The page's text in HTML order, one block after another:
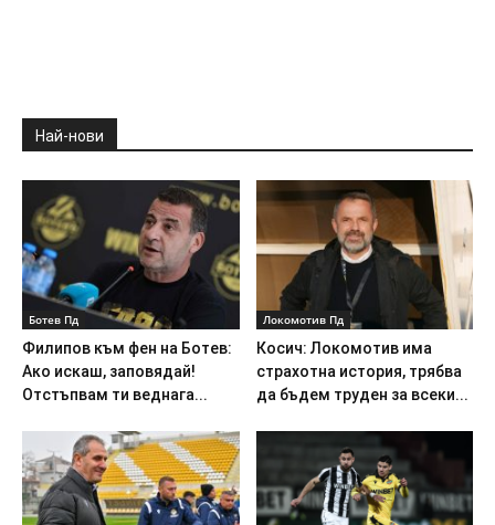
Най-нови
Ботев Пд
Филипов към фен на Ботев:
Ако искаш, заповядай!
Отстъпвам ти веднага...
Локомотив Пд
Косич: Локомотив има
страхотна история, трябва
да бъдем труден за всеки...